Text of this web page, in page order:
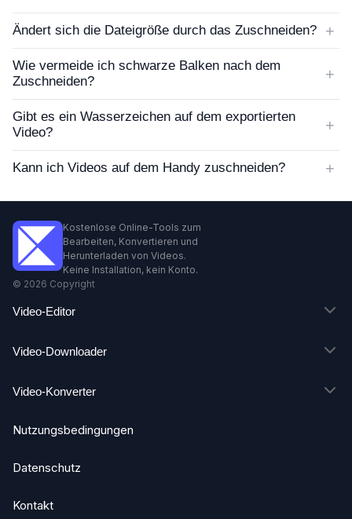
Ändert sich die Dateigröße durch das Zuschneiden? +
Wie vermeide ich schwarze Balken nach dem
Zuschneiden?
+
Gibt es ein Wasserzeichen auf dem exportierten
Video?
+
Kann ich Videos auf dem Handy zuschneiden? +
Video-Editor
Video-Downloader
Video-Konverter
Nutzungsbedingungen
Datenschutz
Kontakt
Kostenlose Online-Tools zum
Bearbeiten, Konvertieren und
Herunterladen von Videos.
Keine Installation, kein Konto.
© 2026 Copyright